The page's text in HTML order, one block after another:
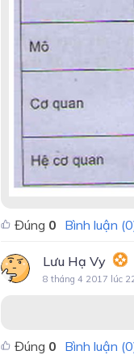
Đúng 0 Bình luận (0
Lưu Hạ Vy
8 tháng 4 2017 lúc
Đúng 0 Bình luận (0